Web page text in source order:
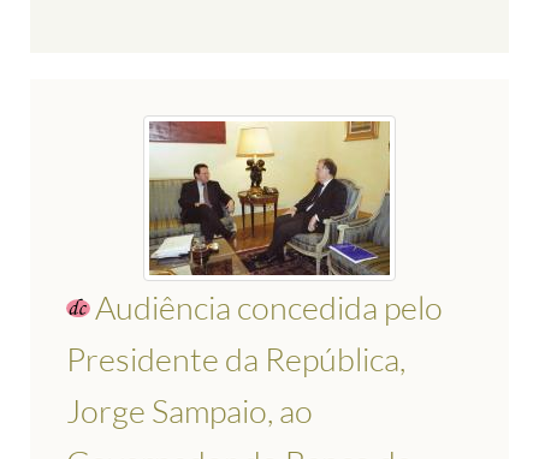
Audiência concedida pelo
Presidente da República,
Jorge Sampaio, ao